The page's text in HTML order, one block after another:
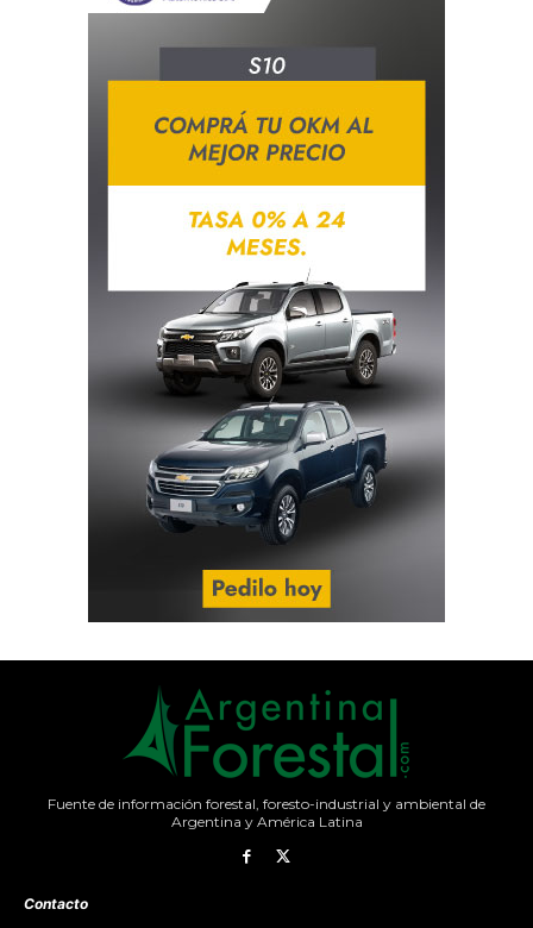
Fuente de información forestal, foresto-industrial y ambiental de
Argentina y América Latina
Contacto